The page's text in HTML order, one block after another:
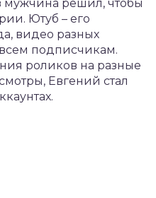
мужчина решил, чтобы
Ютуб – его
видео разных
подписчикам.
роликов на разные
Евгений стал